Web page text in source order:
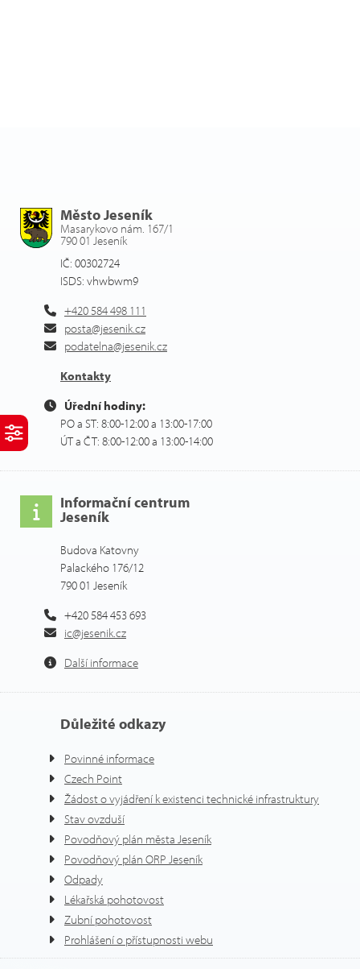
Město Jeseník
Masarykovo nám. 167/1
790 01 Jeseník
IČ: 00302724
ISDS: vhwbwm9
+420 584 498 111
posta@jesenik.cz
podatelna@jesenik.cz
Kontakty
Úřední hodiny:
PO a ST: 8:00-12:00 a 13:00-17:00
ÚT a ČT: 8:00-12:00 a 13:00-14:00
Informační centrum
Jeseník
Budova Katovny
Palackého 176/12
790 01 Jeseník
+420 584 453 693
ic@jesenik.cz
Další informace
Důležité odkazy
Povinné informace
Czech Point
Žádost o vyjádření k existenci technické infrastruktury
Stav ovzduší
Povodňový plán města Jeseník
Povodňový plán ORP Jeseník
Odpady
Lékařská pohotovost
Zubní pohotovost
Prohlášení o přístupnosti webu